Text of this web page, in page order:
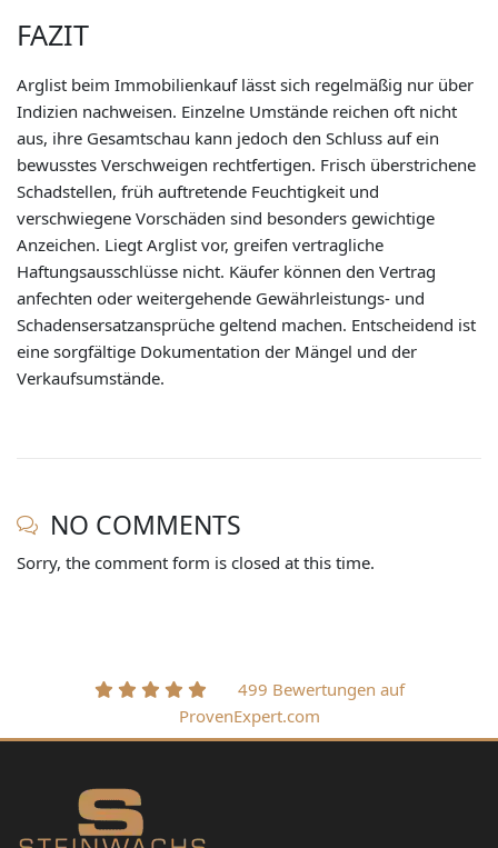
FAZIT
Arglist beim Immobilienkauf lässt sich regelmäßig nur über
Indizien nachweisen. Einzelne Umstände reichen oft nicht
aus, ihre Gesamtschau kann jedoch den Schluss auf ein
bewusstes Verschweigen rechtfertigen. Frisch überstrichene
Schadstellen, früh auftretende Feuchtigkeit und
verschwiegene Vorschäden sind besonders gewichtige
Anzeichen. Liegt Arglist vor, greifen vertragliche
Haftungsausschlüsse nicht. Käufer können den Vertrag
anfechten oder weitergehende Gewährleistungs- und
Schadensersatzansprüche geltend machen. Entscheidend ist
eine sorgfältige Dokumentation der Mängel und der
Verkaufsumstände.
NO COMMENTS
Sorry, the comment form is closed at this time.
499 Bewertungen auf
ProvenExpert.com